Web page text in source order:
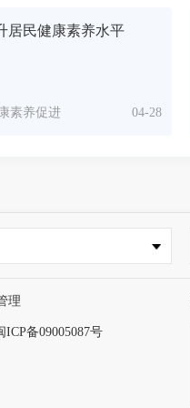
居民健康素养水平
04-28
素养促进
理
ICP备09005087号